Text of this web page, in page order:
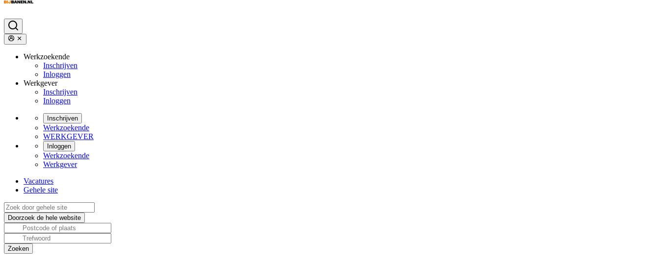
Werkzoekende
Inschrijven
Inloggen
Werkgever
Inschrijven
Inloggen
Inschrijven
Werkzoekende
WERKGEVER
Inloggen
Werkzoekende
Werkgever
Vacatures
Gehele site